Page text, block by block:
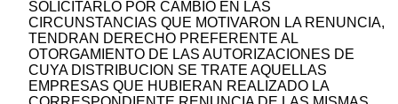
SOLICITARLO POR CAMBIO EN LAS
CIRCUNSTANCIAS QUE MOTIVARON LA RENUNCIA,
TENDRAN DERECHO PREFERENTE AL
OTORGAMIENTO DE LAS AUTORIZACIONES DE
CUYA DISTRIBUCION SE TRATE AQUELLAS
EMPRESAS QUE HUBIERAN REALIZADO LA